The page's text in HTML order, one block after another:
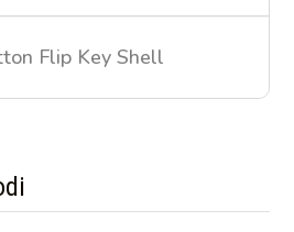
Flip Key Shell